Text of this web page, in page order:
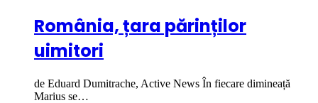
România, țara părinților
uimitori
de Eduard Dumitrache, Active News În fiecare dimineață
Marius se…